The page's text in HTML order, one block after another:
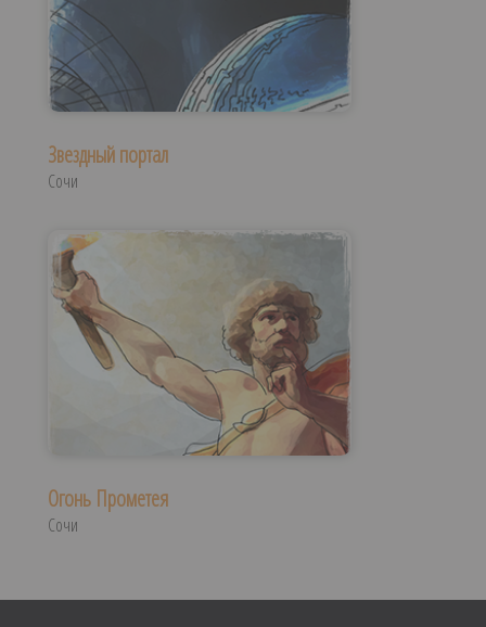
Звездный портал
Сочи
Огонь Прометея
Сочи